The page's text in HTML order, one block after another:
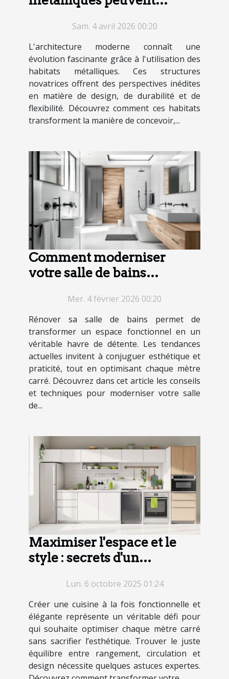
moderne ?Sam. 4 avril 2026 00:20
L'architecture moderne connaît une
évolution fascinante grâce à l'utilisation des
habitats métalliques. Ces structures
novatrices offrent des perspectives inédites
en matière de design, de durabilité et de
flexibilité. Découvrez comment ces habitats
transforment la manière de concevoir,...
Comment moderniser
votre salle de bains
Mer. 4 février 2026 00:20
Rénover sa salle de bains permet de
transformer un espace fonctionnel en un
véritable havre de détente. Les tendances
actuelles invitent à conjuguer esthétique et
praticité, tout en optimisant chaque mètre
carré. Découvrez dans cet article les conseils
et techniques pour moderniser votre salle
de...
Maximiser l'espace et le
style : secrets d'un
Lun. 6 octobre 2025 01:24
Créer une cuisine à la fois fonctionnelle et
élégante représente un véritable défi pour
qui souhaite optimiser chaque mètre carré
sans sacrifier l’esthétique. Trouver le juste
équilibre entre rangement, circulation et
design nécessite quelques astuces expertes.